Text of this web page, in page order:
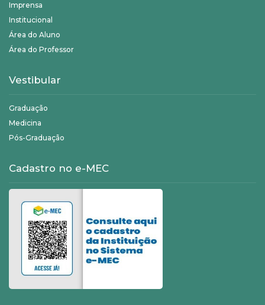
Imprensa
Institucional
Área do Aluno
Área do Professor
Vestibular
Graduação
Medicina
Pós-Graduação
Cadastro no e-MEC